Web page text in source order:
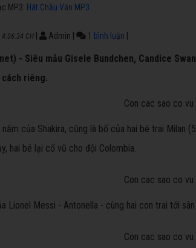
MP3: Hát Chầu Văn MP3
CH Admin 1 bình luận
- Siêu mẫu Gisele Bundchen, Candice
riêng.
năm của Shakira, cũng là bố của hai bé trai Milan
hai bé lại cổ vũ cho đội Colombia.
Lionel Messi - Antonella - cùng hai con trai tới